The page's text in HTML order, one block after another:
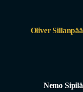
Oliver Sillanpää
Nemo Sipilä